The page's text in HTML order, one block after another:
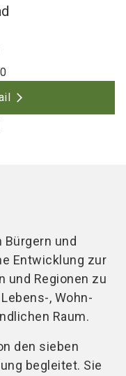
Bürgern und
Entwicklung zur
und Regionen zu
, Wohn-
Raum.
den sieben
begleitet. Sie